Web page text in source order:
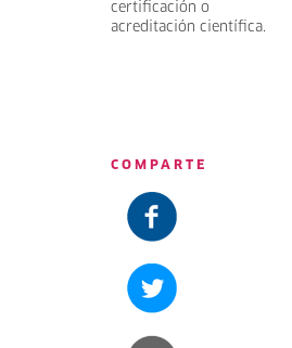
certificación o
acreditación científica.
COMPARTE